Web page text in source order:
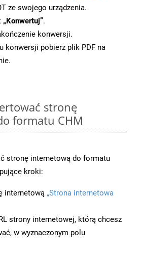
ze swojego urządzenia.
„Konwertuj”.
konwersji.
konwersji pobierz plik PDF na
stronę
formatu CHM
stronę internetową do formatu
kroki:
internetową „Strona internetowa
strony internetowej, którą chcesz
w wyznaczonym polu